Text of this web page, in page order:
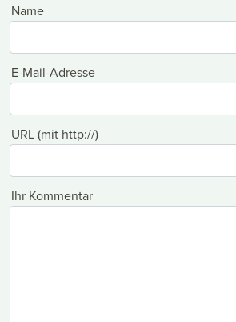
Name
E-Mail-Adresse
URL (mit http://)
Ihr Kommentar